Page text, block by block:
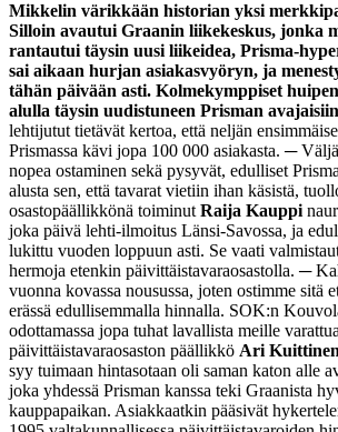
Mikkelin värikkään historian yksi
Silloin avautui Graanin liikekeskus, jonka
rantautui täysin uusi liikeidea, Prisma-
sai aikaan hurjan asiakasvyöryn, ja
tähän päivään asti. Kolmekymppiset
alulla täysin uudistuneen Prisman
lehtijutut tietävät kertoa, että neljän
Prismassa kävi jopa 100 000 asiakasta. ─
nopea ostaminen sekä pysyvät, edulliset
alusta sen, että tavarat vietiin ihan käsistä,
osastopäällikkönä toiminut Raija Kauppi
joka päivä lehti-ilmoitus Länsi-Savossa, ja
lukittu vuoden loppuun asti. Se vaati
hermoja etenkin päivittäistavaraosastolla. ─
vuonna kovassa nousussa, joten ostimme sitä
erässä edullisemmalla hinnalla. SOK:n
odottamassa jopa tuhat lavallista meille
päivittäistavaraosaston päällikkö Ari Kuittinen
syy tuimaan hintasotaan oli saman katon alle
joka yhdessä Prisman kanssa teki Graanista
kauppapaikan. Asiakkaatkin pääsivät